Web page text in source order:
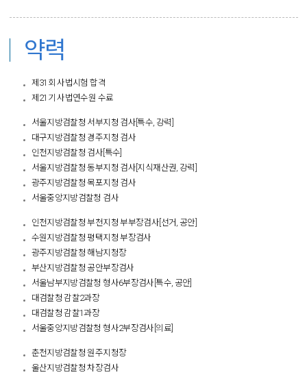
약력
제31회 사법시험 합격
제21기 사법연수원 수료
서울지방검찰청 서부지청 검사[특수, 강력]
대구지방검찰청 경주지청 검사
인천지방검찰청 검사[특수]
서울지방검찰청 동부지청 검사[지식재산권, 강력]
광주지방검찰청 목포지청 검사
서울중앙지방검찰청 검사
인천지방검찰청 부천지청 부부장검사[선거, 공안]
수원지방검찰청 평택지청 부장검사
광주지방검찰청 해남지청장
부산지방검찰청 공안부장검사
서울남부지방검찰청 형사6부장검사[특수, 공안]
대검찰청 감찰2과장
대검찰청 감찰1과장
서울중앙지방검찰청 형사2부장검사[의료]
춘천지방검찰청 원주지청장
울산지방검찰청 차장검사